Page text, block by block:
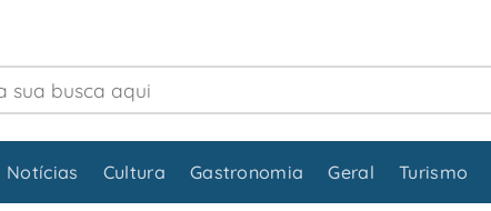
Notícias Cultura Gastronomia Geral Turismo